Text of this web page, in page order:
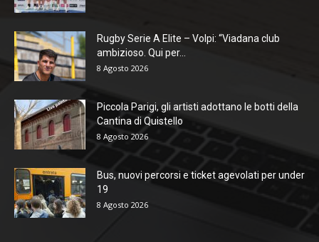
Rugby Serie A Elite – Volpi: “Viadana club
ambizioso. Qui per...
8 Agosto 2026
Piccola Parigi, gli artisti adottano le botti della
Cantina di Quistello
8 Agosto 2026
Bus, nuovi percorsi e ticket agevolati per under
19
8 Agosto 2026